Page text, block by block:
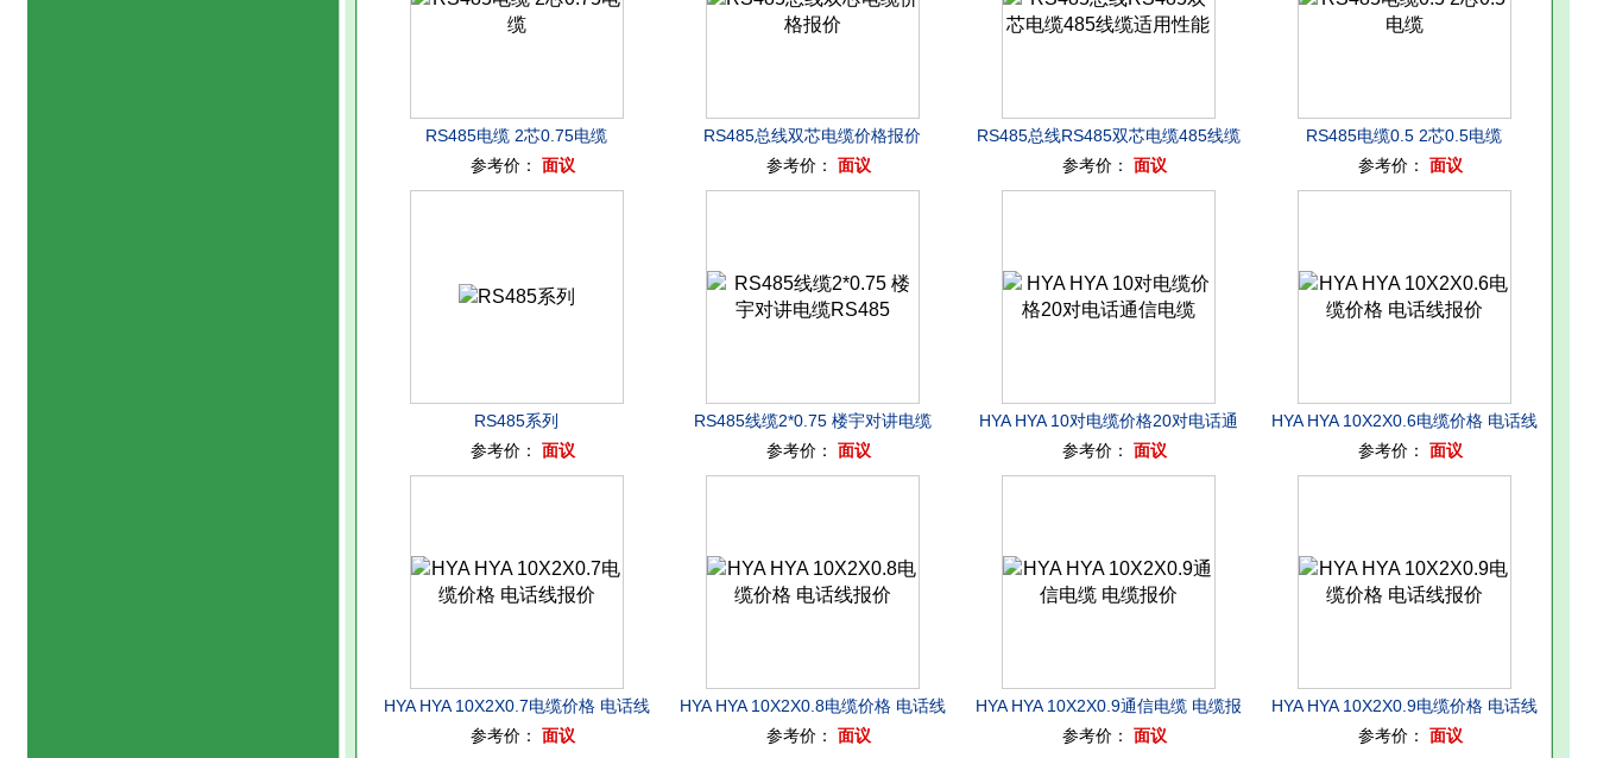
RS485电缆 2芯0.75电缆
参考价：
面议
RS485总线双芯电缆价格报价
参考价：
面议
RS485总线RS485双芯电缆485线缆
适用性能
参考价： 面议
RS485电缆0.5 2芯0.5电缆
参考价：
面议
RS485系列
参考价：
面议
RS485线缆2*0.75 楼宇对讲电缆
RS485
参考价： 面议
HYA HYA 10对电缆价格20对电话通
信电缆
参考价： 面议
HYA HYA 10X2X0.6电缆价格 电话线
报价
参考价： 面议
HYA HYA 10X2X0.7电缆价格 电话线
报价
参考价： 面议
HYA HYA 10X2X0.8电缆价格 电话线
报价
参考价： 面议
HYA HYA 10X2X0.9通信电缆 电缆报
价
参考价： 面议
HYA HYA 10X2X0.9电缆价格 电话线
报价
参考价： 面议